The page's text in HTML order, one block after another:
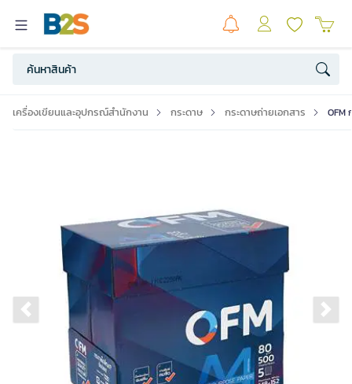
เครื่องเขียนและอุปกรณ์สำนักงาน กระดาษ กระดาษถ่ายเอกสาร OFM
Previous slide